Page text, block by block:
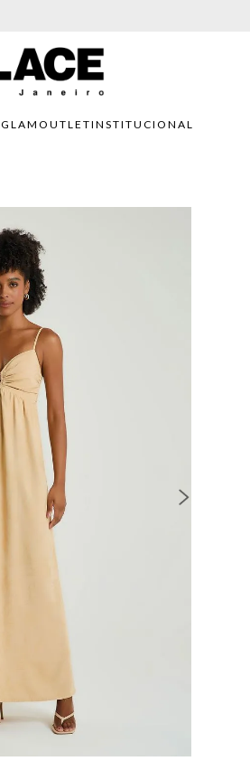
GLAM OUTLETINSTITUCIONAL